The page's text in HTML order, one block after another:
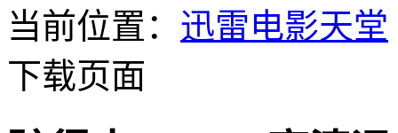
当前位置： 迅雷电影天堂
下载页面